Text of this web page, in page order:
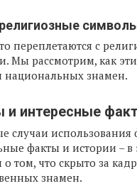
переплетаются с
Мы рассмотрим, как
национальных знамен.
и интересные
случаи использования
факты и истории – в
о том, что скрыто за
знамен.